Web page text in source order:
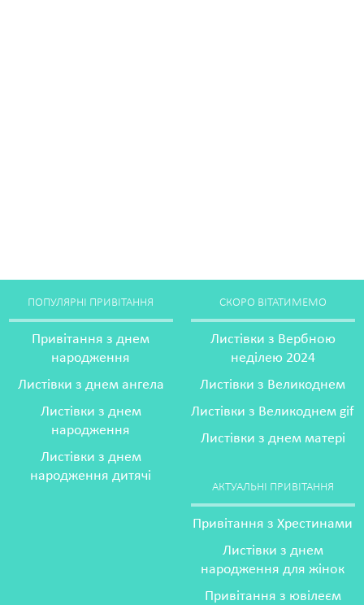
ПОПУЛЯРНІ ПРИВІТАННЯ
Привітання з днем
народження
Листівки з днем ангела
Листівки з днем
народження
Листівки з днем
народження дитячі
СКОРО ВІТАТИМЕМО
Листівки з Вербною
неділею 2024
Листівки з Великоднем
Листівки з Великоднем gif
Листівки з днем матері
АКТУАЛЬНІ ПРИВІТАННЯ
Привітання з Хрестинами
Листівки з днем
народження для жінок
Привітання з ювілеєм